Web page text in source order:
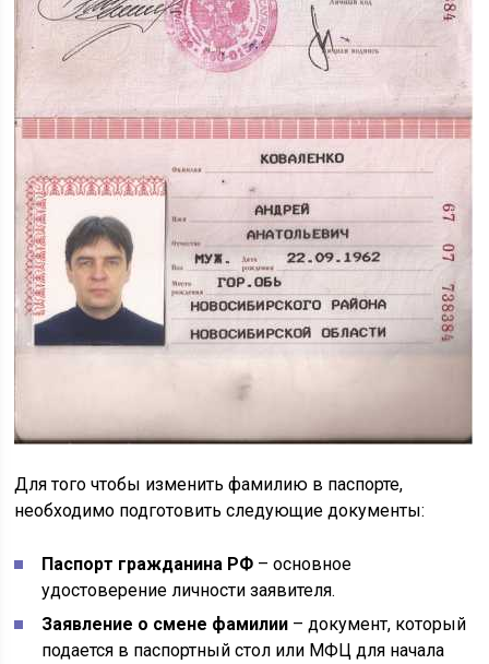
Для того чтобы изменить фамилию в паспорте,
необходимо подготовить следующие документы:
Паспорт гражданина РФ – основное
удостоверение личности заявителя.
Заявление о смене фамилии – документ, который
подается в паспортный стол или МФЦ для начала